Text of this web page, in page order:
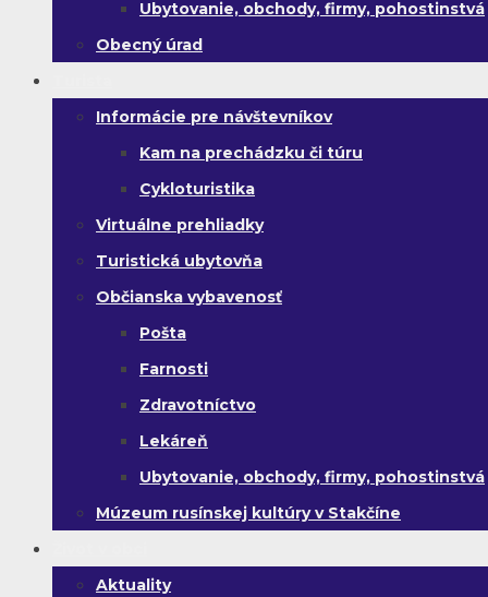
Ubytovanie, obchody, firmy, pohostinstvá
Obecný úrad
Informácie pre návštevníkov
Kam na prechádzku či túru
Cykloturistika
Virtuálne prehliadky
Turistická ubytovňa
Občianska vybavenosť
Pošta
Farnosti
Zdravotníctvo
Lekáreň
Ubytovanie, obchody, firmy, pohostinstvá
Múzeum rusínskej kultúry v Stakčíne
Aktuality